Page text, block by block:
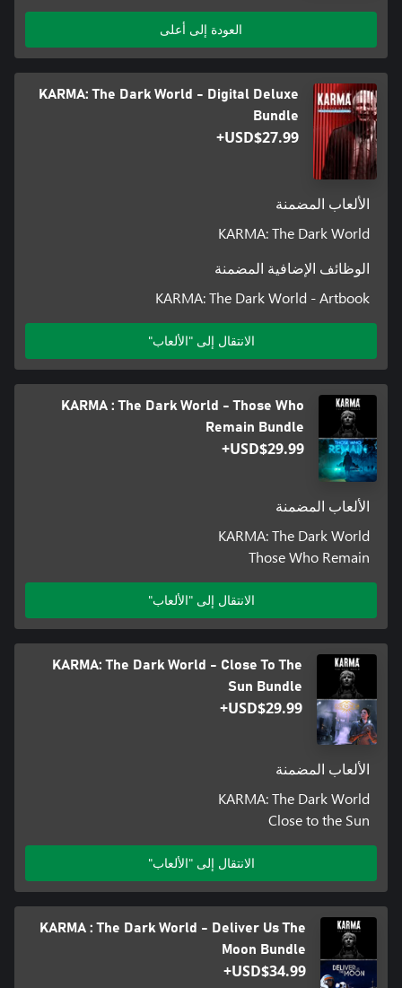
العودة إلى أعلى
KARMA: The Dark World - Digital Deluxe
Bundle
USD$27.99+
الألعاب المضمنة
KARMA: The Dark World
الوظائف الإضافية المضمنة
KARMA: The Dark World - Artbook
الانتقال إلى "الألعاب"
KARMA : The Dark World - Those Who
Remain Bundle
USD$29.99+
الألعاب المضمنة
KARMA: The Dark World
Those Who Remain
الانتقال إلى "الألعاب"
KARMA: The Dark World - Close To The
Sun Bundle
USD$29.99+
الألعاب المضمنة
KARMA: The Dark World
Close to the Sun
الانتقال إلى "الألعاب"
KARMA : The Dark World - Deliver Us The
Moon Bundle
USD$34.99+